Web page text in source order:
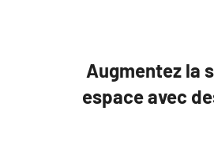
Augmentez la
espace avec